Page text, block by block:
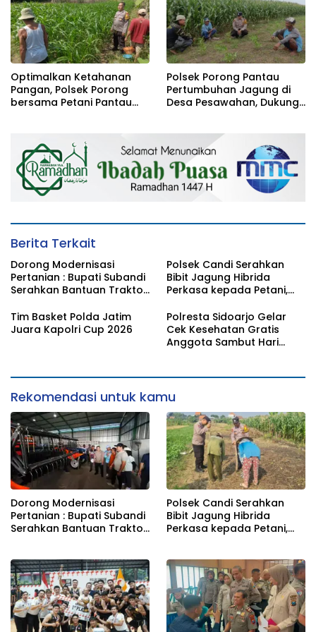
Optimalkan Ketahanan
Pangan, Polsek Porong
bersama Petani Pantau
Polsek Porong Pantau
Pertumbuhan Jagung di
Desa Pesawahan, Dukung
Berita Terkait
Dorong Modernisasi
Pertanian : Bupati Subandi
Serahkan Bantuan Traktor
Tulangan
Polsek Candi Serahkan
Bibit Jagung Hibrida
Perkasa kepada Petani,
Pangan di Sidoarjo
Tim Basket Polda Jatim
Juara Kapolri Cup 2026
Polresta Sidoarjo Gelar
Cek Kesehatan Gratis
Anggota Sambut Hari
Rekomendasi untuk kamu
Dorong Modernisasi
Pertanian : Bupati Subandi
Serahkan Bantuan Traktor
Polsek Candi Serahkan
Bibit Jagung Hibrida
Perkasa kepada Petani,